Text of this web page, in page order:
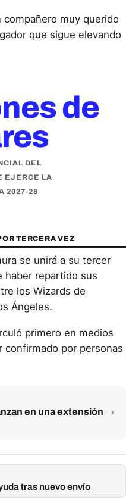
muy querido
que sigue elevando
de
DEL
EJERCE LA
2027-28
TERCERA VEZ
se unirá a su tercer
haber repartido sus
los Wizards de
Ángeles.
primero en medios
por personas
en una extensión
tras nuevo envío